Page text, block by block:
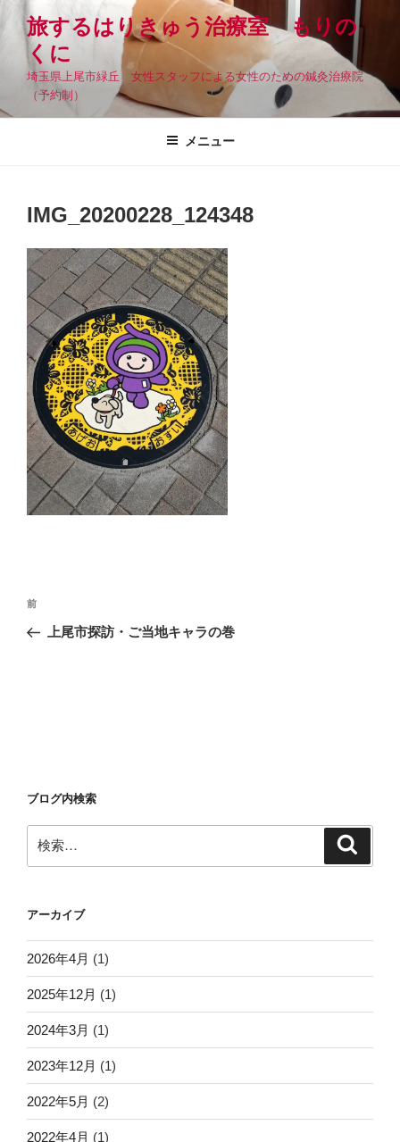
へ
旅するはりきゅう治療室 もりの
くに
埼玉県上尾市緑丘 女性スタッフによる女性のための鍼灸治療院
（予約制）
メニュー
IMG_20200228_124348
投
ナ
ン
前
の
前
上尾市探訪・ご当地キャラの巻
ブログ内検索
索:
アーカイブ
2026年4月 (1)
2025年12月 (1)
2024年3月 (1)
2023年12月 (1)
2022年5月 (2)
2022年4月 (1)